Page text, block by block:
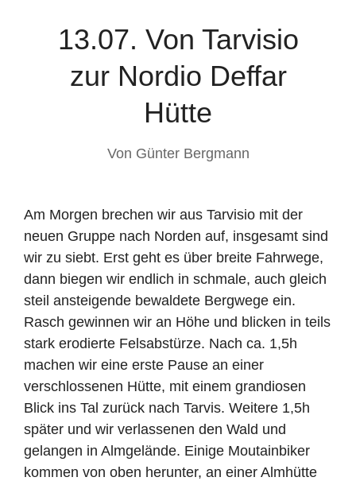
13.07. Von Tarvisio
zur Nordio Deffar
Hütte
Von Günter Bergmann
Am Morgen brechen wir aus Tarvisio mit der
neuen Gruppe nach Norden auf, insgesamt sind
wir zu siebt. Erst geht es über breite Fahrwege,
dann biegen wir endlich in schmale, auch gleich
steil ansteigende bewaldete Bergwege ein.
Rasch gewinnen wir an Höhe und blicken in teils
stark erodierte Felsabstürze. Nach ca. 1,5h
machen wir eine erste Pause an einer
verschlossenen Hütte, mit einem grandiosen
Blick ins Tal zurück nach Tarvis. Weitere 1,5h
später und wir verlassenen den Wald und
gelangen in Almgelände. Einige Moutainbiker
kommen von oben herunter, an einer Almhütte